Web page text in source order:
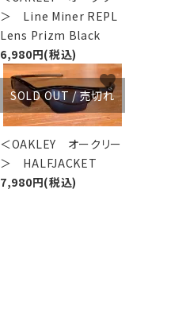
＞ Line Miner REPL
Lens Prizm Black
6,980円(税込)
SOLD OUT / 売切れ
＜OAKLEY オークリー
＞ HALFJACKET
7,980円(税込)
favorite